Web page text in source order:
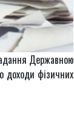
Державною
доходи фізичних